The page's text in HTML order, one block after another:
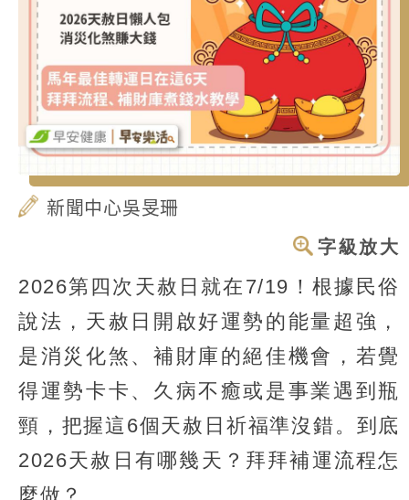
新聞中心吳旻珊
字級放大
2026第四次天赦日就在7/19！根據民俗
說法，天赦日開啟好運勢的能量超強，
是消災化煞、補財庫的絕佳機會，若覺
得運勢卡卡、久病不癒或是事業遇到瓶
頸，把握這6個天赦日祈福準沒錯。到底
2026天赦日有哪幾天？拜拜補運流程怎
麼做？